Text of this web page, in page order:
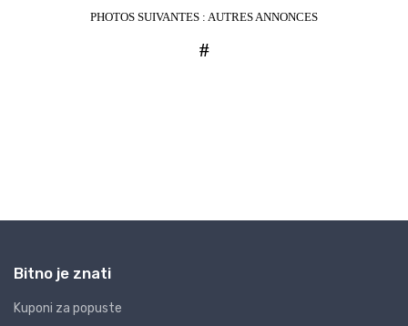
Bitno je znati
Kuponi za popuste